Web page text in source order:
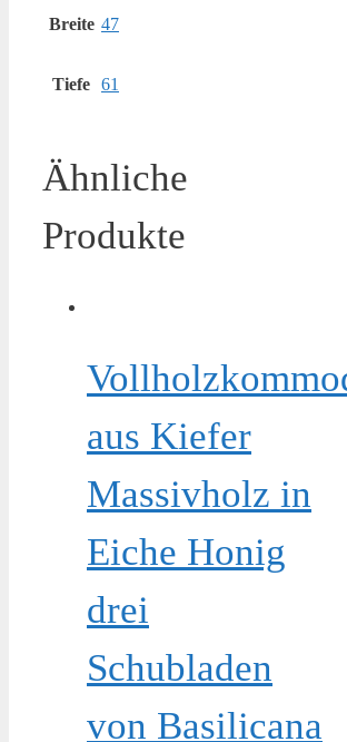
Breite 47
Tiefe 61
Ähnliche
Produkte
aus Kiefer
Massivholz in
Eiche Honig
drei
Schubladen
von Basilicana